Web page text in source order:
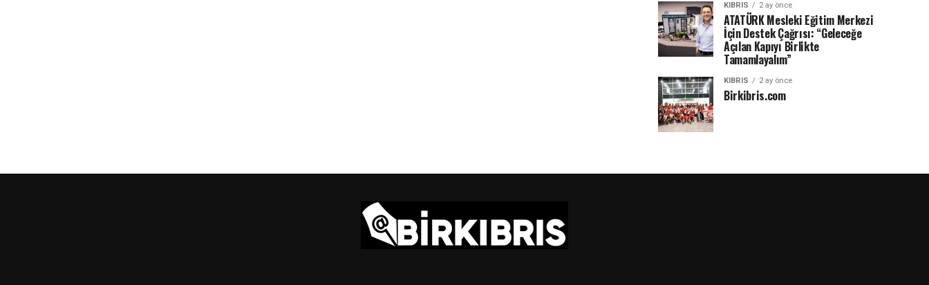
KIBRIS 2 ay önce
ATATÜRK Mesleki Eğitim Merkezi
İçin Destek Çağrısı: “Geleceğe
Açılan Kapıyı Birlikte
Tamamlayalım”
KIBRIS 2 ay önce
Birkibris.com